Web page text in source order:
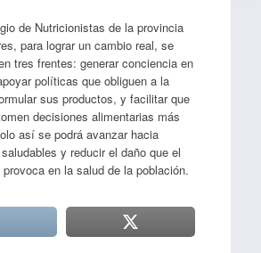
de Nutricionistas de la provincia
para lograr un cambio real, se
tres frentes: generar conciencia en
políticas que obliguen a la
sus productos, y facilitar que
decisiones alimentarias más
así se podrá avanzar hacia
y reducir el daño que el
en la salud de la población.